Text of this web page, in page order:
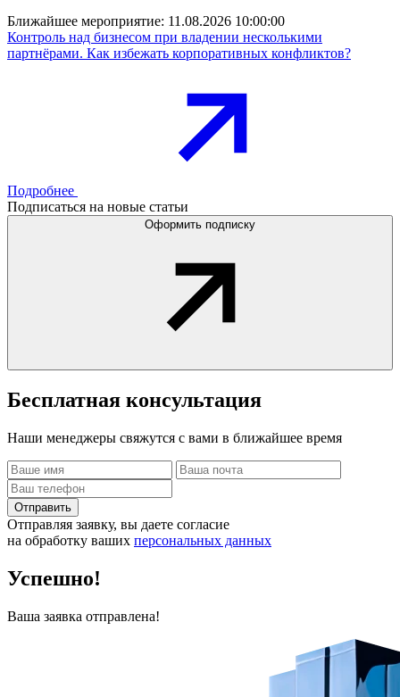
Ближайшее мероприятие: 11.08.2026 10:00:00
Контроль над бизнесом при владении несколькими
партнёрами. Как избежать корпоративных конфликтов?
Подробнее
Подписаться на новые статьи
Оформить подписку
Бесплатная консультация
Наши менеджеры свяжутся с вами в ближайшее время
Отправить
Отправляя заявку, вы даете согласие
на обработку ваших персональных данных
Успешно!
Ваша заявка отправлена!